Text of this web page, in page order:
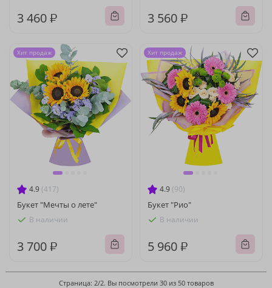
3 460 ₽ 3 560 ₽
4.9 (417)
Букет "Мечты о лете"
В наличии
3 700 ₽
Хит продаж
4.9 (90)
Букет "Рио"
В наличии
5 960 ₽
Хит продаж
Страница: 2/2. Вы посмотрели 30 из 50 товаров